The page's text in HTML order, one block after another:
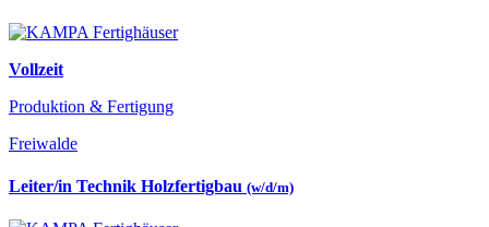
Vollzeit
Produktion & Fertigung
Freiwalde
Leiter/in Technik Holzfertigbau (w/d/m)